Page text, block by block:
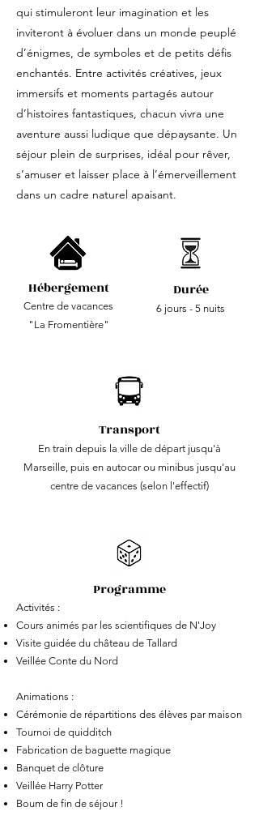
qui stimuleront leur imagination et les
inviteront à évoluer dans un monde peuplé
d’énigmes, de symboles et de petits défis
enchantés. Entre activités créatives, jeux
immersifs et moments partagés autour
d’histoires fantastiques, chacun vivra une
aventure aussi ludique que dépaysante. Un
séjour plein de surprises, idéal pour rêver,
s’amuser et laisser place à l’émerveillement
dans un cadre naturel apaisant.
Hébergement
Centre de vacances
"La Fromentière"
Durée
6 jours - 5 nuits
Transport
En train depuis la ville de départ jusqu'à
Marseille, puis en autocar ou minibus jusqu'au
centre de vacances (selon l'effectif)
Programme
Activités :
Cours animés par les scientifiques de N'Joy
Visite guidée du château de Tallard
Veillée Conte du Nord
Animations :
Cérémonie de répartitions des élèves par maison
Tournoi de quidditch
Fabrication de baguette magique
Banquet de clôture
Veillée Harry Potter
Boum de fin de séjour !